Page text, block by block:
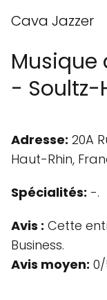
Cava Jazzer
Musique
- Soultz-
Adresse: 20A
Haut-Rhin,
Spécialités: -.
Avis : Cette
Business.
Avis moyen: 0/